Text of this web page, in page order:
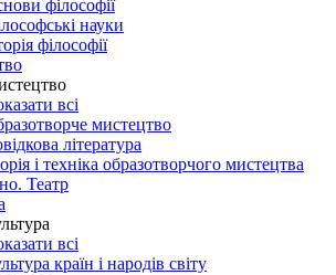
філософії
науки
філософії
всі
мистецтво
література
і техніка образотворчого мистецтва
Театр
всі
країн і народів світу